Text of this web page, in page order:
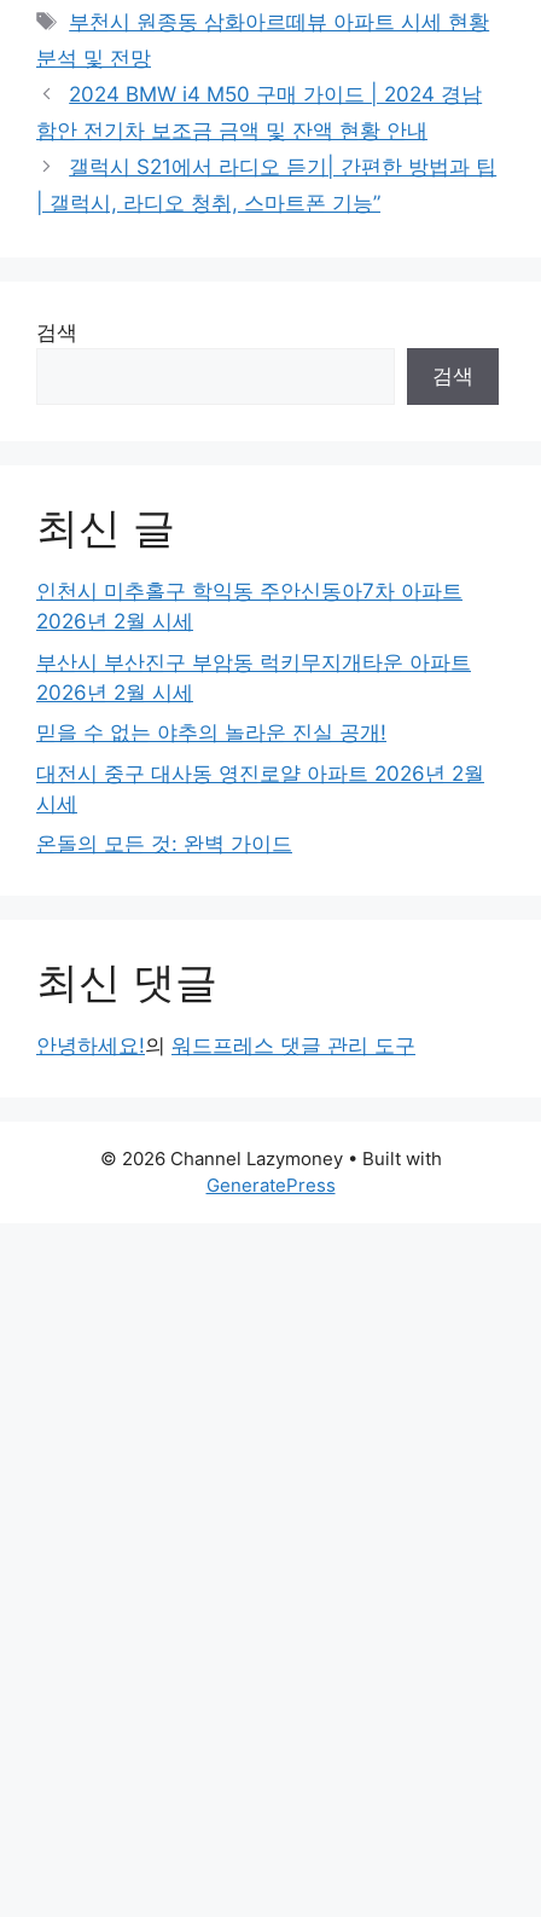
Tags
부천시 원종동 삼화아르떼뷰 아파트 시세 현황
분석 및 전망
2024 BMW i4 M50 구매 가이드 | 2024 경남
함안 전기차 보조금 금액 및 잔액 현황 안내
갤럭시 S21에서 라디오 듣기| 간편한 방법과 팁
| 갤럭시, 라디오 청취, 스마트폰 기능”
검색
검색
최신 글
인천시 미추홀구 학익동 주안신동아7차 아파트
2026년 2월 시세
부산시 부산진구 부암동 럭키무지개타운 아파트
2026년 2월 시세
믿을 수 없는 야추의 놀라운 진실 공개!
대전시 중구 대사동 영진로얄 아파트 2026년 2월
시세
온돌의 모든 것: 완벽 가이드
최신 댓글
안녕하세요!의 워드프레스 댓글 관리 도구
© 2026 Channel Lazymoney• Built with
GeneratePress